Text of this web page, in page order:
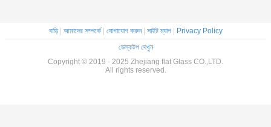
বাড়ি| আমাদের সম্পর্কে| যোগাযোগ করুন| সাইট ম্যাপ| Privacy Policy
ডেস্কটপ দেখুন
Copyright © 2019 - 2025 Zhejiang flat Glass CO.,LTD.
All rights reserved.